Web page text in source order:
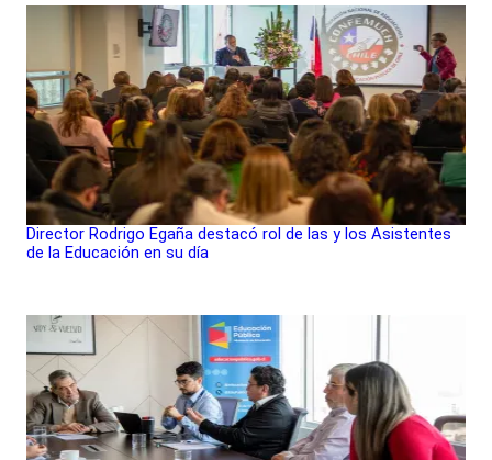
Director Rodrigo Egaña destacó rol de las y los Asistentes
de la Educación en su día